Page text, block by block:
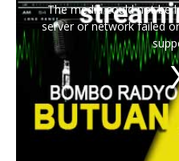
The media could not be
server or network failed